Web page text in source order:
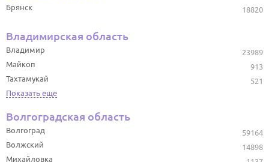
18820
Брянск
Владимирская область
23989
Владимир
913
Майкоп
521
Тахтамукай
Показать еще
Волгоградская область
59164
Волгоград
14898
Волжский
Михайловка